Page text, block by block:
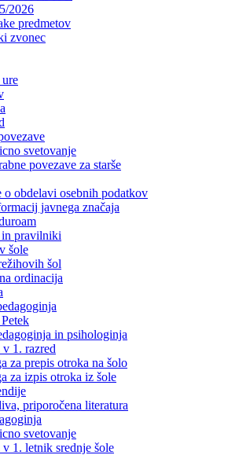
2026
predmetov
zvonec
svetovanje
povezave za starše
o obdelavi osebnih podatkov
javnega značaja
pravilniki
šole
šol
ordinacija
in psihologinja
1. razred
za prepis otroka na šolo
za izpis otroka iz šole
priporočena literatura
svetovanje
1. letnik srednje šole